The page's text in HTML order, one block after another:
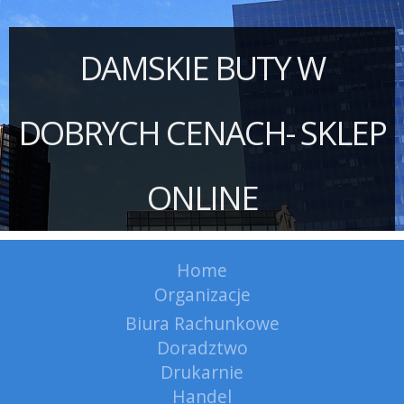
DAMSKIE BUTY W
DOBRYCH CENACH- SKLEP
ONLINE
Home
Organizacje
Biura Rachunkowe
Doradztwo
Drukarnie
Handel